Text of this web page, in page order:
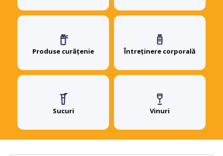
Produse curățenie Întreținere corporală
Sucuri Vinuri